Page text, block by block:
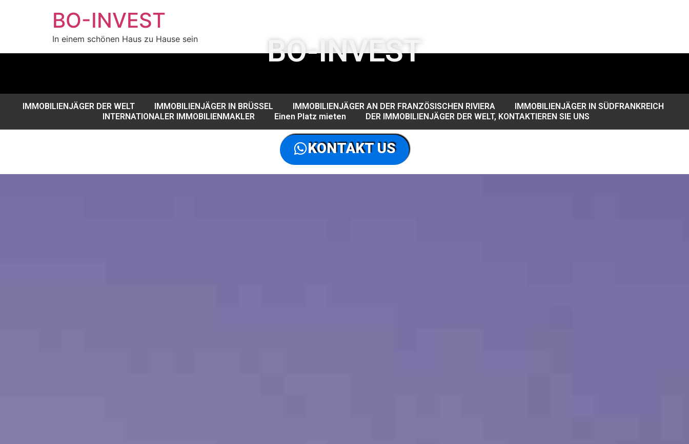
BO-INVEST
In einem schönen Haus zu Hause sein BO-INVEST
IMMOBILIENJÄGER DER WELT IMMOBILIENJÄGER IN BRÜSSEL IMMOBILIENJÄGER AN DER FRANZÖSISCHEN RIVIERA
IMMOBILIENJÄGER IN SÜDFRANKREICH
INTERNATIONALER IMMOBILIENMAKLER
Einen Platz mieten DER IMMOBILIENJÄGER DER WELT, KONTAKTIEREN SIE UNS
KONTAKT US